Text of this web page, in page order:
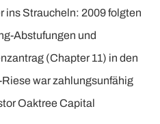
ins Straucheln: 2009 folgten
Abstufungen und
(Chapter 11) in den
war zahlungsunfähig
Oaktree Capital